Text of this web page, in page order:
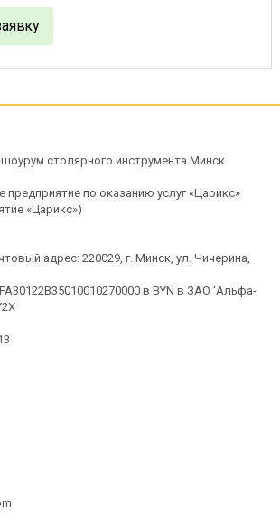
столярного инструмента Минск
предприятие по оказанию услуг «Царикс»
«Царикс»)
адрес: 220029, г. Минск, ул. Чичерина,
в BYN в ЗАО 'Альфа-